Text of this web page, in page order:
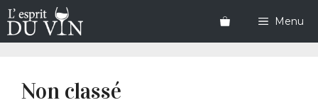
Aller
au
contenu
Menu
Non classé